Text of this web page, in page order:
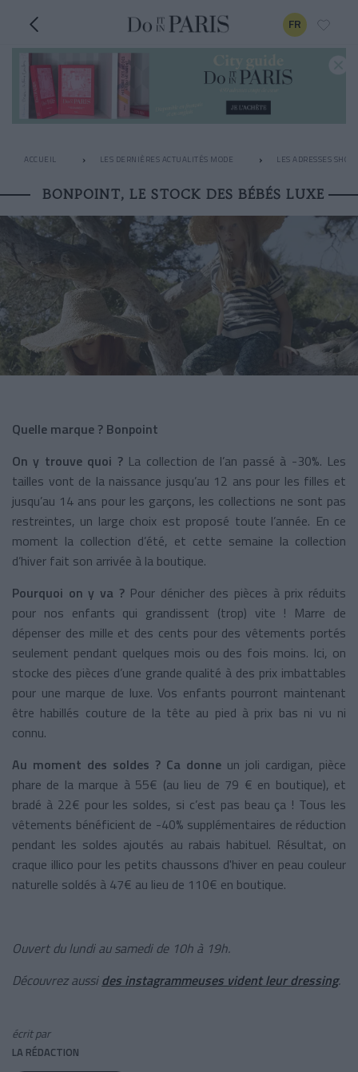
FR
ACCUEIL LES DERNIÈRES ACTUALITÉS MODE LES ADRESSES
BONPOINT, LE STOCK DES BÉBÉS LUXE
Quelle marque ? Bonpoint
On y trouve quoi ?La collection de l’an passé à -30%. Les
tailles vont de la naissance jusqu’au 12 ans pour les filles et
jusqu’au 14 ans pour les garçons, les collections ne sont pas
restreintes, un large choix est proposé toute l’année. En ce
moment la collection d’été, et cette semaine la collection
d’hiver fait son arrivée à la boutique.
Pourquoi on y va ?Pour dénicher des pièces à prix réduits
pour nos enfants qui grandissent (trop) vite ! Marre de
dépenser des mille et des cents pour des vêtements portés
seulement pendant quelques mois ou des fois moins. Ici, on
stocke des pièces d’une grande qualité à des prix imbattables
pour une marque de luxe. Vos enfants pourront maintenant
être habillés couture de la tête au pied à prix bas ni vu ni
connu.
Au moment des soldes ? Ca donne un joli cardigan, pièce
phare de la marque à 55€ (au lieu de 79 € en boutique), et
bradé à 22€ pour les soldes, si c’est pas beau ça ! Tous les
vêtements bénéficient de -40% supplémentaires de réduction
pendant les soldes ajoutés au rabais habituel. Résultat, on
craque illico pour les petits chaussons d'hiver en peau couleur
naturelle soldés à 47€ au lieu de 110€ en boutique.
Ouvert du lundi au samedi de 10h à 19h.
Découvrez aussides instagrammeuses vident leur dressing.
écrit par
LA RÉDACTION